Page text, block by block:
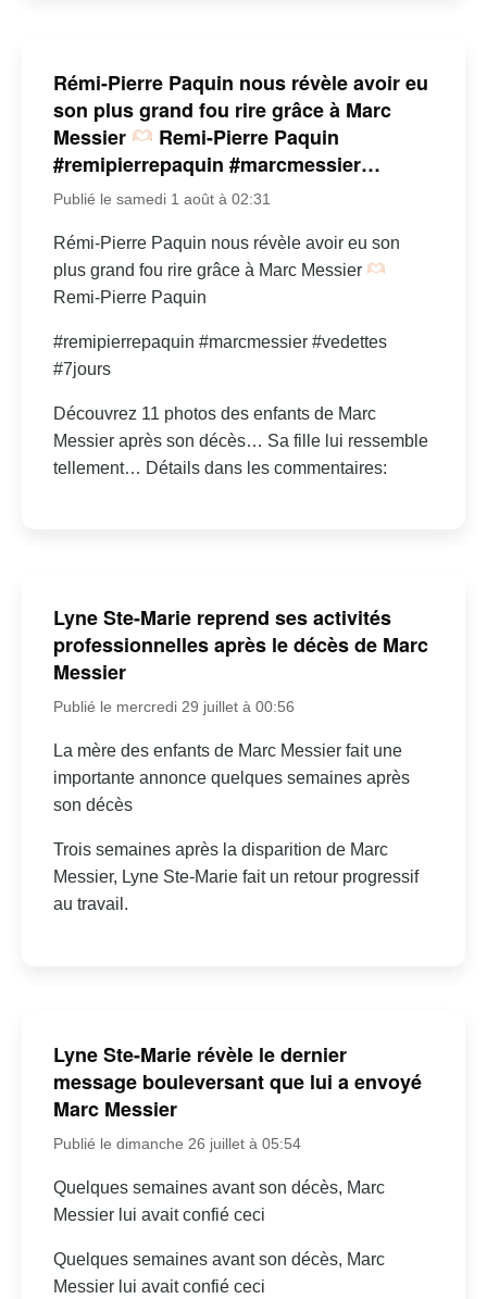
Rémi-Pierre Paquin nous révèle avoir eu
son plus grand fou rire grâce à Marc
Messier
Remi-Pierre Paquin
#remipierrepaquin #marcmessier…
Publié le samedi 1 août à 02:31
Rémi-Pierre Paquin nous révèle avoir eu son
plus grand fou rire grâce à Marc Messier
Remi-Pierre Paquin
#remipierrepaquin #marcmessier #vedettes
#7jours
Découvrez 11 photos des enfants de Marc
Messier après son décès… Sa fille lui ressemble
tellement… Détails dans les commentaires:
Lyne Ste-Marie reprend ses activités
professionnelles après le décès de Marc
Messier
Publié le mercredi 29 juillet à 00:56
La mère des enfants de Marc Messier fait une
importante annonce quelques semaines après
son décès
Trois semaines après la disparition de Marc
Messier, Lyne Ste-Marie fait un retour progressif
au travail.
Lyne Ste-Marie révèle le dernier
message bouleversant que lui a envoyé
Marc Messier
Publié le dimanche 26 juillet à 05:54
Quelques semaines avant son décès, Marc
Messier lui avait confié ceci
Quelques semaines avant son décès, Marc
Messier lui avait confié ceci